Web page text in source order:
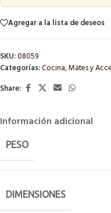
Agregar a la lista de deseos
SKU:08059
Categorías:Cocina,Mates y
Share:
Información adicional
PESO
DIMENSIONES